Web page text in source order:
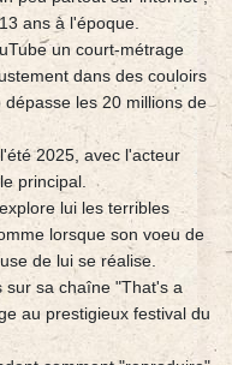
ans à l'époque.
un court-métrage
dans des couloirs
les 20 millions de
2025, avec l'acteur
principal.
lui les terribles
lorsque son voeu de
de lui se réalise.
sur sa chaîne "That's a
au prestigieux festival du